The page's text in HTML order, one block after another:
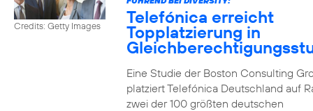
Credits: Getty Images Telefónica erreicht
Topplatzierung in
Eine Studie der Boston Consulting
platziert Telefónica Deutschland auf
zwei der 100 größten deutschen